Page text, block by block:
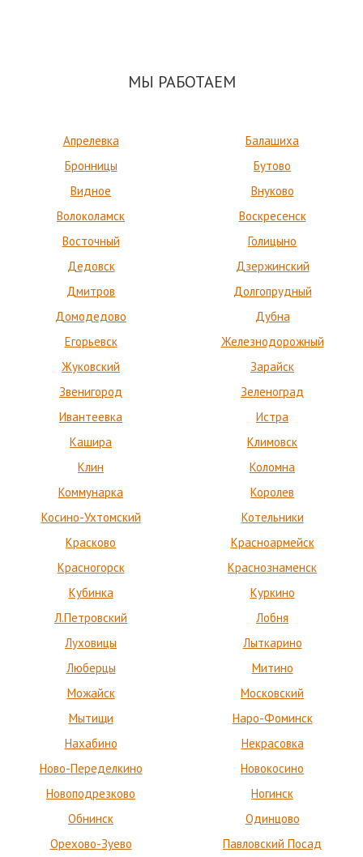
МЫ РАБОТАЕМ
Апрелевка
Балашиха
Бронницы
Бутово
Видное
Внуково
Волоколамск
Воскресенск
Восточный
Голицыно
Дедовск
Дзержинский
Дмитров
Долгопрудный
Домодедово
Дубна
Егорьевск
Железнодорожный
Жуковский
Зарайск
Звенигород
Зеленоград
Ивантеевка
Истра
Кашира
Климовск
Клин
Коломна
Коммунарка
Королев
Косино-Ухтомский
Котельники
Красково
Красноармейск
Красногорск
Краснознаменск
Кубинка
Куркино
Л.Петровский
Лобня
Луховицы
Лыткарино
Люберцы
Митино
Можайск
Московский
Мытищи
Наро-Фоминск
Нахабино
Некрасовка
Ново-Переделкино
Новокосино
Новоподрезково
Ногинск
Обнинск
Одинцово
Орехово-Зуево
Павловский Посад